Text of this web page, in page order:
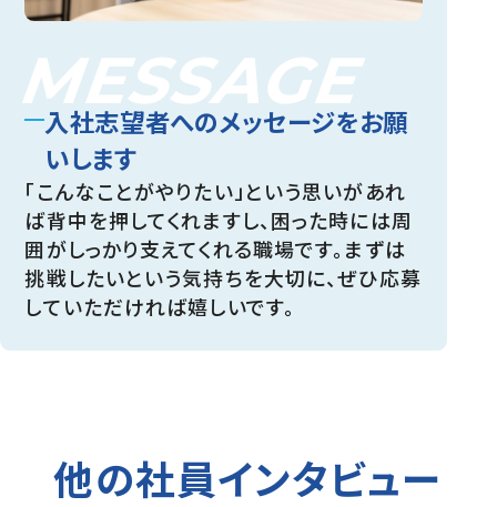
MESSAGE
入社志望者へのメッセージをお願
いします
「こんなことがやりたい」という思いがあれ
ば背中を押してくれますし、困った時には周
囲がしっかり支えてくれる職場です。まずは
挑戦したいという気持ちを大切に、ぜひ応募
していただければ嬉しいです。
他の社員インタビュー